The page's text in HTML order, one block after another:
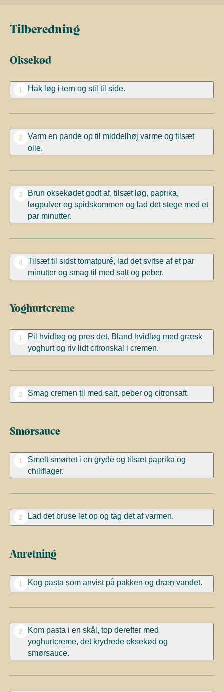
Tilberedning
Oksekød
1 Hak løg i tern og stil til side.
2
Varm en pande op til middelhøj varme og tilsæt
olie.
3
Brun oksekødet godt af, tilsæt løg, paprika,
løgpulver og spidskommen og lad det stege med et
par minutter.
4
Tilsæt til sidst tomatpuré, lad det svitse af et par
minutter og smag til med salt og peber.
Yoghurtcreme
1
Pil hvidløg og pres det. Bland hvidløg med græsk
yoghurt og riv lidt citronskal i cremen.
2 Smag cremen til med salt, peber og citronsaft.
Smørsauce
1
Smelt smørret i en gryde og tilsæt paprika og
chiliflager.
2 Lad det bruse let op og tag det af varmen.
Anretning
1 Kog pasta som anvist på pakken og dræn vandet.
2
Kom pasta i en skål, top derefter med
yoghurtcreme, det krydrede oksekød og
smørsauce.